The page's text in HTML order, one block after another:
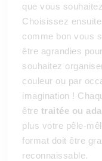
que vous
Choisissez
comme bon vous
être agrandies
souhaitez
couleur ou par
imagination !
être traitée ou
plus votre pêle-
format doit être
reconnaissable.